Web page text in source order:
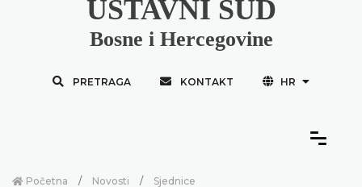
USTAVNI SUD
Bosne i Hercegovine
PRETRAGA KONTAKT HR
Početna Novosti Sjednice